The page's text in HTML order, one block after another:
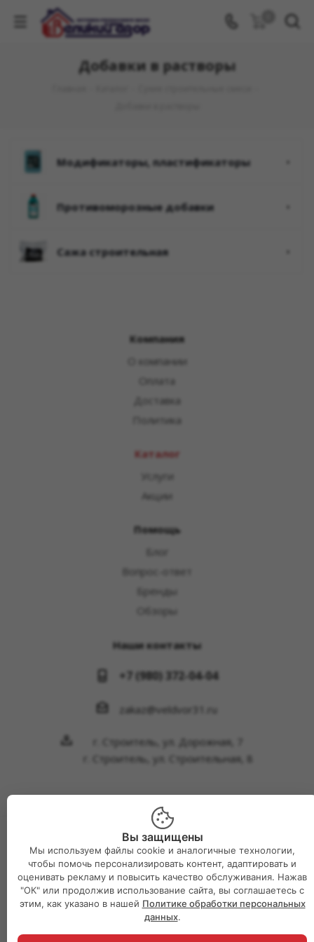
Добавки в растворы
модификаторы, пластификаторы
противоморозные добавки
сажа строительная
Компания
О компании
Оплата
Доставка
Политика
Каталог
Услуги
Акции
Помощь
Блог
Вопрос-ответ
Бренды
Обзоры
Наши контакты
+7 (980) 372-04-04
zakaz@veldvor31.ru
г. Строитель, ул. Дорожная, 7
г. Строитель, ул. Строительная, 8
2026 © Интернет-магазин Великий двор
Вы защищены
Мы используем файлы cookie и аналогичные технологии,
чтобы помочь персонализировать контент, адаптировать и
оценивать рекламу и повысить качество обслуживания. Нажав
"ОК" или продолжив использование сайта, вы соглашаетесь с
этим, как указано в нашей Политике обработки персональных
данных.